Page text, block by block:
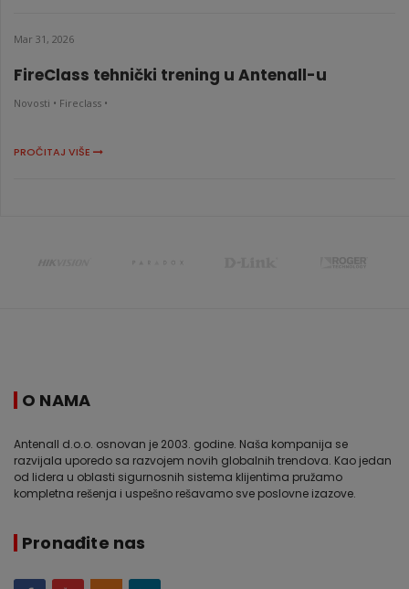
Mar 31, 2026
FireClass tehnički trening u Antenall-u
Novosti • Fireclass •
PROČITAJ VIŠE
O NAMA
Antenall d.o.o. osnovan je 2003. godine. Naša kompanija se
razvijala uporedo sa razvojem novih globalnih trendova. Kao jedan
od lidera u oblasti sigurnosnih sistema klijentima pružamo
kompletna rešenja i uspešno rešavamo sve poslovne izazove.
Pronađite nas